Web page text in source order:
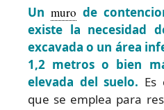
Un muro de
existe la necesidad
excavada o un área
1,2 metros o bien
elevada del suelo. Es
que se emplea para